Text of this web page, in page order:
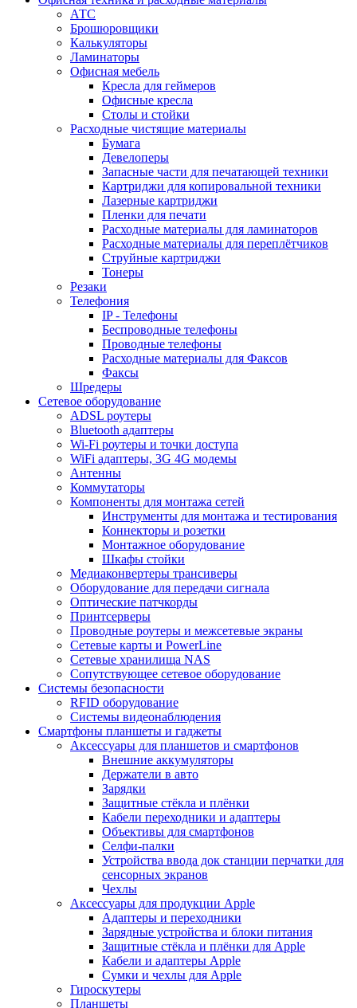
АТС
Брошюровщики
Калькуляторы
Ламинаторы
Офисная мебель
Кресла для геймеров
Офисные кресла
Столы и стойки
Расходные чистящие материалы
Бумага
Девелоперы
Запасные части для печатающей техники
Картриджи для копировальной техники
Лазерные картриджи
Пленки для печати
Расходные материалы для ламинаторов
Расходные материалы для переплётчиков
Струйные картриджи
Тонеры
Резаки
Телефония
IP - Телефоны
Беспроводные телефоны
Проводные телефоны
Расходные материалы для Факсов
Факсы
Шредеры
Сетевое оборудование
ADSL роутеры
Bluetooth адаптеры
Wi-Fi роутеры и точки доступа
WiFi адаптеры, 3G 4G модемы
Антенны
Коммутаторы
Компоненты для монтажа сетей
Инструменты для монтажа и тестирования
Коннекторы и розетки
Монтажное оборудование
Шкафы стойки
Медиаконвертеры трансиверы
Оборудование для передачи сигнала
Оптические патчкорды
Принтсерверы
Проводные роутеры и межсетевые экраны
Сетевые карты и PowerLine
Сетевые хранилища NAS
Сопутствующее сетевое оборудование
Системы безопасности
RFID оборудование
Системы видеонаблюдения
Смартфоны планшеты и гаджеты
Аксессуары для планшетов и смартфонов
Внешние аккумуляторы
Держатели в авто
Зарядки
Защитные стёкла и плёнки
Кабели переходники и адаптеры
Объективы для смартфонов
Селфи-палки
Устройства ввода док станции перчатки для
сенсорных экранов
Чехлы
Аксессуары для продукции Apple
Адаптеры и переходники
Зарядные устройства и блоки питания
Защитные стёкла и плёнки для Apple
Кабели и адаптеры Apple
Сумки и чехлы для Apple
Гироскутеры
Планшеты